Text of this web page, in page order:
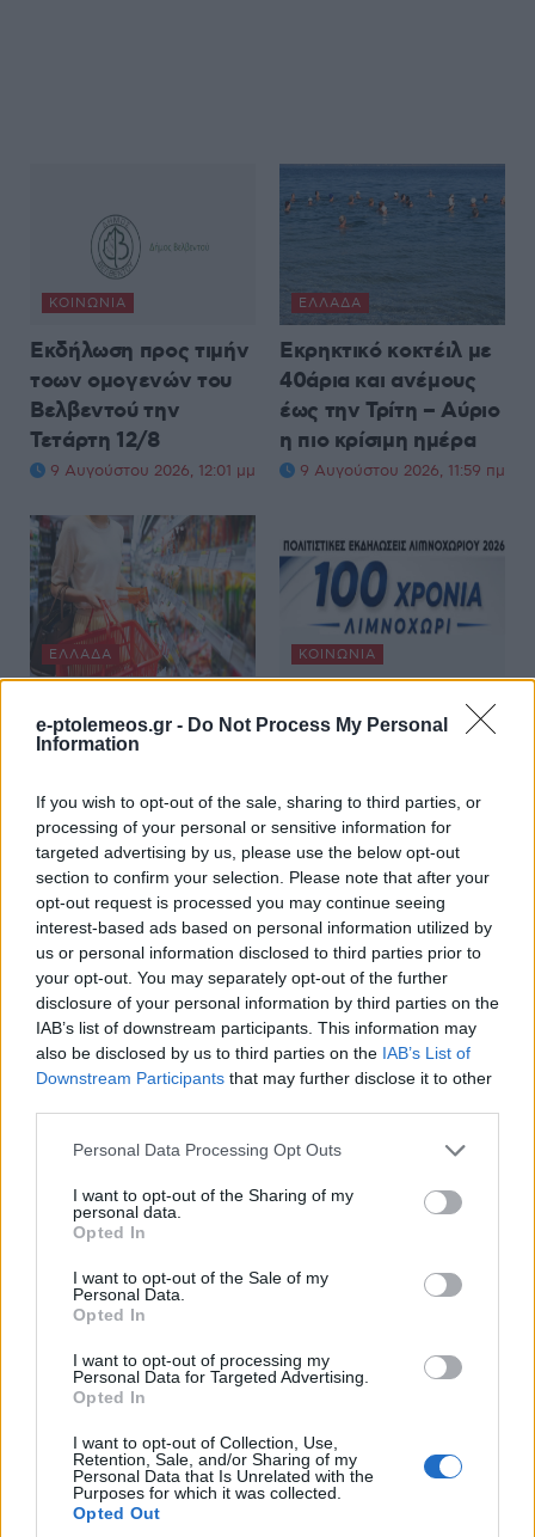
e-ptolemeos.gr - Do Not Process My Personal
Information
If you wish to opt-out of the sale, sharing to third parties, or
processing of your personal or sensitive information for
targeted advertising by us, please use the below opt-out
section to confirm your selection. Please note that after your
opt-out request is processed you may continue seeing
interest-based ads based on personal information utilized by
us or personal information disclosed to third parties prior to
your opt-out. You may separately opt-out of the further
disclosure of your personal information by third parties on the
IAB’s list of downstream participants. This information may
also be disclosed by us to third parties on the IAB’s List of
Downstream Participants that may further disclose it to other
Please note that this website/app uses one or more Google
not limited to your visit or usage behaviour. You may click to
grant or deny consent to Google and its third-party tags to
use your data for below specified purposes in below Google
consent section.
Personal Data Processing Opt Outs
I want to opt-out of the Sharing of my
personal data.
Opted In
I want to opt-out of the Sale of my
Personal Data.
Opted In
I want to opt-out of processing my
Personal Data for Targeted Advertising.
Opted In
I want to opt-out of Collection, Use,
Retention, Sale, and/or Sharing of my
Personal Data that Is Unrelated with the
Purposes for which it was collected.
Opted Out
ΚΟΙΝΩΝΊΑ
Εκδήλωση προς τιμήν
τοων ομογενών του
Βελβεντού την
Τετάρτη 12/8
9 Αυγούστου 2026, 12:01 μμ
ΕΛΛΆΔΑ
Εκρηκτικό κοκτέιλ με
40άρια και ανέμους
έως την Τρίτη – Αύριο
η πιο κρίσιμη ημέρα
9 Αυγούστου 2026, 11:59 πμ
ΕΛΛΆΔΑ
Pass από Σεπτέμβριο
δικαιούχους
9 Αυγούστου 2026, 11:30
πμ
ΚΟΙΝΩΝΊΑ
100 χρόνια Λιμνοχώρι
– Πολιτιστικές
13, 14 και 15
Αυγούστου
9 Αυγούστου 2026, 11:04
πμ
ΚΟΙΝΩΝΊΑ
και Εορδαίας: Το
θαύμα της θεραπείας
του επιληπτικού
παιδιού με το
δαιμονικό πνεύμα
9 Αυγούστου 2026, 10:32
SPONSORED CONTENT
9 Αυγούστου 2026, 10:32